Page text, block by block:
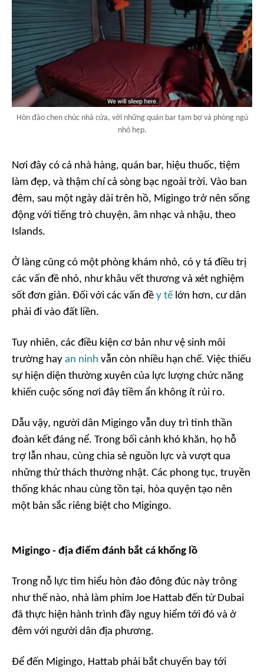
Hòn đảo chen chúc nhà cửa, với những quán bar tạm bợ và phòng ngủ
nhỏ hẹp.
Nơi đây có cả nhà hàng, quán bar, hiệu thuốc, tiệm
làm đẹp, và thậm chí cả sòng bạc ngoài trời. Vào ban
đêm, sau một ngày dài trên hồ, Migingo trở nên sống
động với tiếng trò chuyện, âm nhạc và nhậu, theo
Islands.
Ở làng cũng có một phòng khám nhỏ, có y tá điều trị
các vấn đề nhỏ, như khâu vết thương và xét nghiệm
sốt đơn giản. Đối với các vấn đề y tế lớn hơn, cư dân
phải đi vào đất liền.
Tuy nhiên, các điều kiện cơ bản như vệ sinh môi
trường hay an ninh vẫn còn nhiều hạn chế. Việc thiếu
sự hiện diện thường xuyên của lực lượng chức năng
khiến cuộc sống nơi đây tiềm ẩn không ít rủi ro.
Dẫu vậy, người dân Migingo vẫn duy trì tinh thần
đoàn kết đáng nể. Trong bối cảnh khó khăn, họ hỗ
trợ lẫn nhau, cùng chia sẻ nguồn lực và vượt qua
những thử thách thường nhật. Các phong tục, truyền
thống khác nhau cùng tồn tại, hòa quyện tạo nên
một bản sắc riêng biệt cho Migingo.
Migingo - địa điểm đánh bắt cá khổng lồ
Trong nỗ lực tìm hiểu hòn đảo đông đúc này trông
như thế nào, nhà làm phim Joe Hattab đến từ Dubai
đã thực hiện hành trình đầy nguy hiểm tới đó và ở
đêm với người dân địa phương.
Để đến Migingo, Hattab phải bắt chuyến bay tới